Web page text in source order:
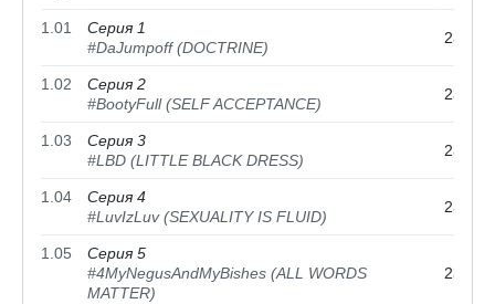
1.01
Серия 1
#DaJumpoff (DOCTRINE)
23
1.02
Серия 2
#BootyFull (SELF ACCEPTANCE)
23
1.03
Серия 3
#LBD (LITTLE BLACK DRESS)
23
1.04
Серия 4
#LuvIzLuv (SEXUALITY IS FLUID)
23
1.05
Серия 5
#4MyNegusAndMyBishes (ALL WORDS
MATTER)
23